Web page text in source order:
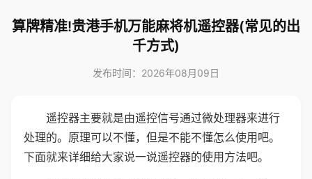
算牌精准!贵港手机万能麻将机遥控器(常见的出
千方式)
发布时间：2026年08月09日
遥控器主要就是由遥控信号通过微处理器来进行
处理的。原理可以不懂，但是不能不懂怎么使用吧。
下面就来详细给大家说一说遥控器的使用方法吧。